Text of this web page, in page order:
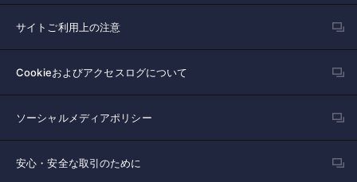
サイトご利用上の注意
Cookieおよびアクセスログについて
ソーシャルメディアポリシー
安心・安全な取引のために